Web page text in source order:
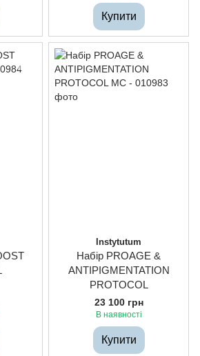
Купити
Instytutum
Набір PROAGE &
ANTIPIGMENTATION
PROTOCOL
23 100 грн
В наявності
Купити